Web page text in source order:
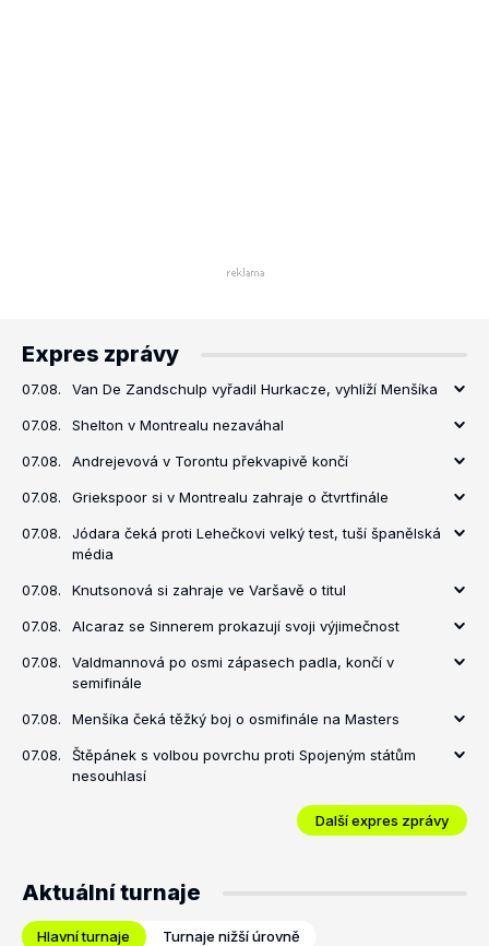
Expres zprávy
07.08. Van De Zandschulp vyřadil Hurkacze, vyhlíží Menšíka
07.08. Shelton v Montrealu nezaváhal
07.08. Andrejevová v Torontu překvapivě končí
07.08. Griekspoor si v Montrealu zahraje o čtvrtfinále
07.08.
Jódara čeká proti Lehečkovi velký test, tuší španělská
média
07.08. Knutsonová si zahraje ve Varšavě o titul
07.08. Alcaraz se Sinnerem prokazují svoji výjimečnost
07.08.
Valdmannová po osmi zápasech padla, končí v
semifinále
07.08. Menšíka čeká těžký boj o osmifinále na Masters
07.08.
Štěpánek s volbou povrchu proti Spojeným státům
nesouhlasí
Další expres zprávy
Aktuální turnaje
Hlavní turnaje Turnaje nižší úrovně